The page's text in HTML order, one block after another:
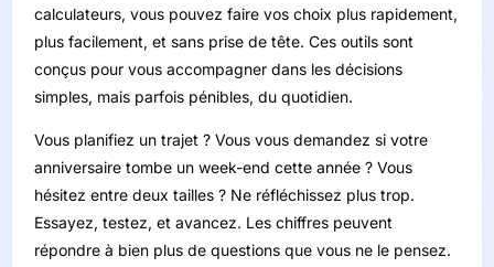
calculateurs, vous pouvez faire vos choix plus rapidement,
plus facilement, et sans prise de tête. Ces outils sont
conçus pour vous accompagner dans les décisions
simples, mais parfois pénibles, du quotidien.
Vous planifiez un trajet ? Vous vous demandez si votre
anniversaire tombe un week-end cette année ? Vous
hésitez entre deux tailles ? Ne réfléchissez plus trop.
Essayez, testez, et avancez. Les chiffres peuvent
répondre à bien plus de questions que vous ne le pensez.